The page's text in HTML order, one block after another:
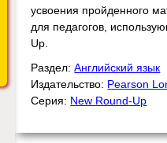
усвоения пройденного
для педагогов,
Up.
Раздел:Английский язык
Издательство: Pearson
Серия: New Round-Up